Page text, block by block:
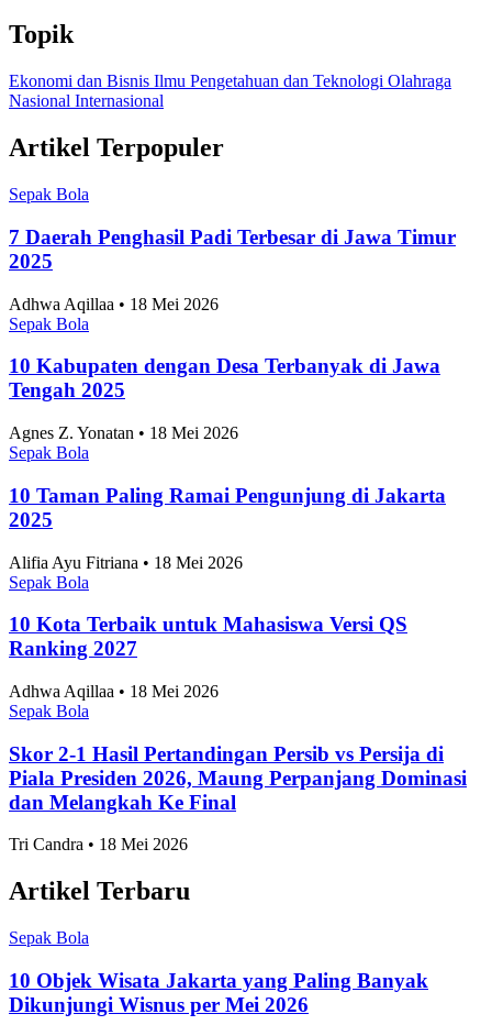
Topik
Ekonomi dan Bisnis Ilmu Pengetahuan dan Teknologi Olahraga
Nasional Internasional
Artikel Terpopuler
Sepak Bola
7 Daerah Penghasil Padi Terbesar di Jawa Timur
2025
Adhwa Aqillaa • 18 Mei 2026
Sepak Bola
10 Kabupaten dengan Desa Terbanyak di Jawa
Tengah 2025
Agnes Z. Yonatan • 18 Mei 2026
Sepak Bola
10 Taman Paling Ramai Pengunjung di Jakarta
2025
Alifia Ayu Fitriana • 18 Mei 2026
Sepak Bola
10 Kota Terbaik untuk Mahasiswa Versi QS
Ranking 2027
Adhwa Aqillaa • 18 Mei 2026
Sepak Bola
Skor 2-1 Hasil Pertandingan Persib vs Persija di
Piala Presiden 2026, Maung Perpanjang Dominasi
dan Melangkah Ke Final
Tri Candra • 18 Mei 2026
Artikel Terbaru
Sepak Bola
10 Objek Wisata Jakarta yang Paling Banyak
Dikunjungi Wisnus per Mei 2026